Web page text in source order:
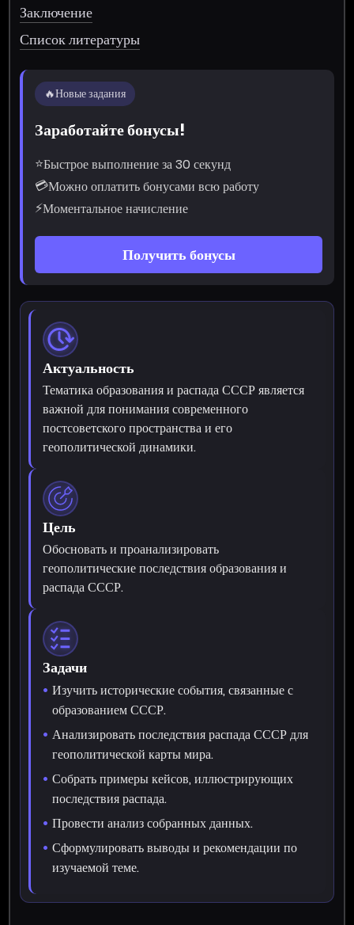
Заключение
Список литературы
🔥Новые задания
Заработайте бонусы!
⭐Быстрое выполнение за 30 секунд
💳Можно оплатить бонусами всю работу
⚡Моментальное начисление
Получить бонусы
Актуальность
Тематика образования и распада СССР является
важной для понимания современного
постсоветского пространства и его
геополитической динамики.
Цель
Обосновать и проанализировать
геополитические последствия образования и
распада СССР.
Задачи
Изучить исторические события, связанные с
образованием СССР.
Анализировать последствия распада СССР для
геополитической карты мира.
Собрать примеры кейсов, иллюстрирующих
последствия распада.
Провести анализ собранных данных.
Сформулировать выводы и рекомендации по
изучаемой теме.